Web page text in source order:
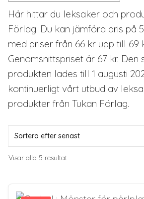
Här hittar du leksaker och
Förlag. Du kan jämföra pris på
med priser från 66 kr upp till 69
Genomsnittspriset är 67 kr. Den
produkten lades till 1 augusti
kontinuerligt vårt utbud av
produkter från Tukan Förlag.
Visar alla 5 resultatSortera